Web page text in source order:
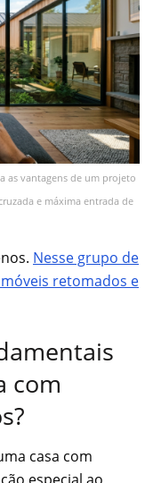
as vantagens de um projeto
e máxima entrada de
Nesse grupo de
retomados e
com
casa com